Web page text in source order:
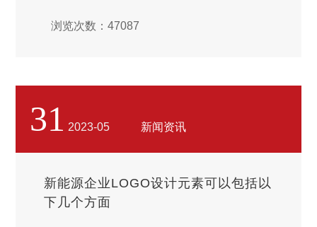
浏览次数：47087
31 2023-05 新闻资讯
新能源企业LOGO设计元素可以包括以
下几个方面